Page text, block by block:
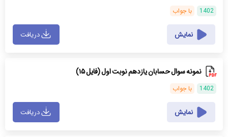
1402 با جواب
نمایش دریافت
نمونه سوال حسابان یازدهم نوبت اول (فایل ۱۵)
1402 با جواب
نمایش دریافت